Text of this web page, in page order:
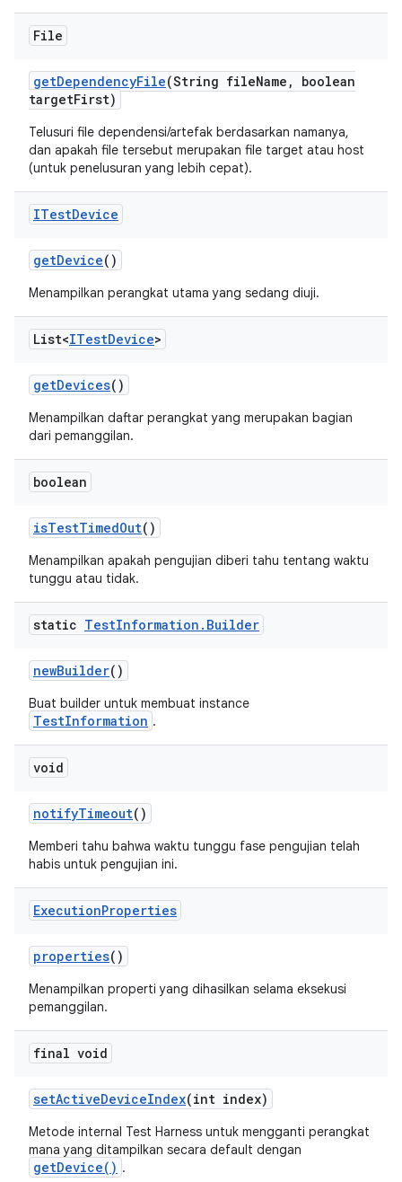
File
getDependencyFile(String fileName ,
boolean
targetFirst)
Telusuri file dependensi/artefak berdasarkan namanya,
dan apakah file tersebut merupakan file target atau host
(untuk penelusuran yang lebih cepat).
ITestDevice
getDevice()
Menampilkan perangkat utama yang sedang diuji.
List<ITestDevice>
getDevices()
Menampilkan daftar perangkat yang merupakan bagian
dari pemanggilan.
boolean
isTestTimedOut()
Menampilkan apakah pengujian diberi tahu tentang waktu
tunggu atau tidak.
static TestInformation . Builder
newBuilder()
Buat builder untuk membuat instance
TestInformation .
void
notifyTimeout()
Memberi tahu bahwa waktu tunggu fase pengujian telah
habis untuk pengujian ini.
ExecutionProperties
properties()
Menampilkan properti yang dihasilkan selama eksekusi
pemanggilan.
final void
setActiveDeviceIndex(int index)
Metode internal Test Harness untuk mengganti perangkat
mana yang ditampilkan secara default dengan
getDevice() .